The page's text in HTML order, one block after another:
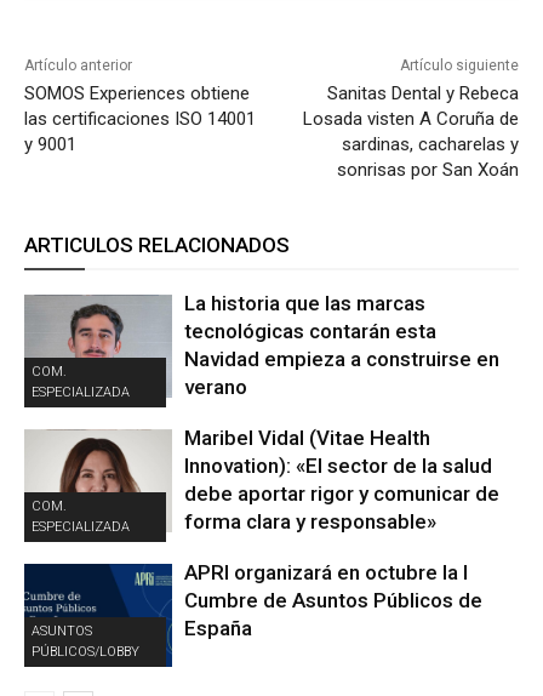
Artículo anterior
SOMOS Experiences obtiene
las certificaciones ISO 14001
y 9001
Artículo siguiente
Sanitas Dental y Rebeca
Losada visten A Coruña de
sardinas, cacharelas y
sonrisas por San Xoán
ARTICULOS RELACIONADOS
COM.
ESPECIALIZADA
La historia que las marcas
tecnológicas contarán esta
Navidad empieza a construirse en
verano
COM.
ESPECIALIZADA
Maribel Vidal (Vitae Health
Innovation): «El sector de la salud
debe aportar rigor y comunicar de
forma clara y responsable»
ASUNTOS
PÚBLICOS/LOBBY
APRI organizará en octubre la I
Cumbre de Asuntos Públicos de
España